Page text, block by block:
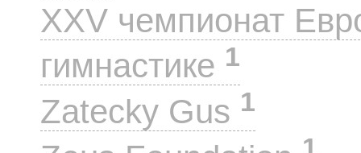
XXV чемпионат
гимнастике 1
Zatecky Gus 1